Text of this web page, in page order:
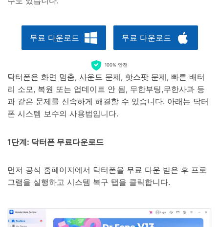
무료 다운로드 무료 다운로드
100% 안전
닥터폰은 화면 멈춤, 사운드 문제, 핫스팟 문제, 빠른 배터
리 소모, 복원 또는 업데이트 안 됨, 무한부팅,무한사과 등
과 같은 문제를 신속하게 해결할 수 있습니다. 아래는 닥터
폰 시스템 보수의 사용법입니다.
1단계: 닥터폰 무료다운로드
먼저 공식 홈페이지에서 닥터폰을 무료 다운 받은 후 프로
그램을 실행하고 시스템 복구 탭을 클릭합니다.